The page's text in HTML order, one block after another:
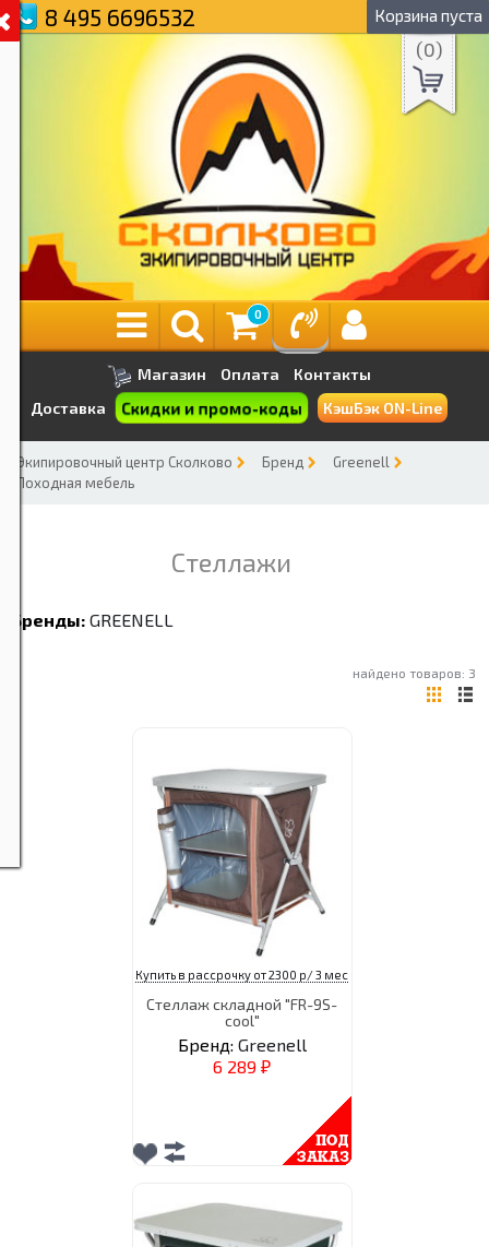
8 495 6696532 Корзина пуста
(0)
0
Магазин Оплата
Контакты
Доставка
Скидки и промо-коды КэшБэк ON-Line
Экипировочный центр Сколково Бренд
Greenell
Походная мебель
Стеллажи
Бренды: GREENELL
найдено товаров: 3
Купить в рассрочку от 2300 р/ 3 мес
Стеллаж складной "FR-9S-
cool"
Бренд: Greenell
6 289 ₽